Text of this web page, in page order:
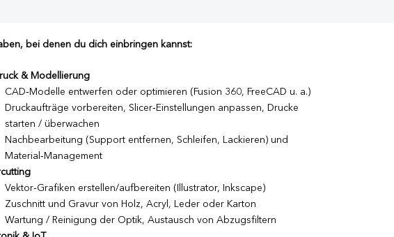
bei denen du dich einbringen kannst:
& Modellierung
CAD‑Modelle entwerfen oder optimieren (Fusion 360, FreeCAD u. a.)
Druckaufträge vorbereiten, Slicer‑Einstellungen anpassen, Drucke
starten / überwachen
Nachbearbeitung (Support entfernen, Schleifen, Lackieren) und
Material‑Management
Vektor‑Grafiken erstellen/aufbereiten (Illustrator, Inkscape)
Zuschnitt und Gravur von Holz, Acryl, Leder oder Karton
Wartung / Reinigung der Optik, Austausch von Abzugsfiltern